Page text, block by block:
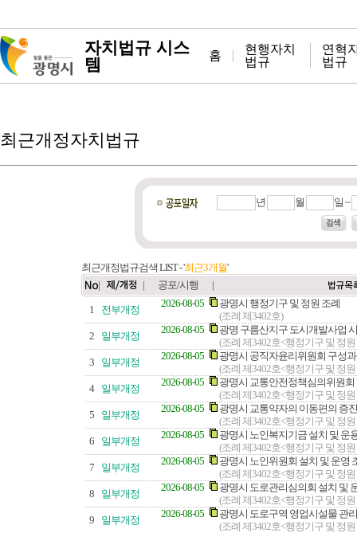
자치법규 시스
템
홈
현행자치
법규
연혁
법규
최근개정자치법규
년 월 일 ~
최근개정법규검색 LIST - '최근3개월'
|
| 공포/시행 |
1 전부개정
2026-08-05
광명시 행정기구 및 정원 조례
(조례 제3402호)
2
일부개정
2026-08-05
광명 구름산지구 도시개발사업
(조례 제3402호<행정기구 및 정원
3
일부개정
2026-08-05
광명시 공직자윤리위원회 구성
(조례 제3402호<행정기구 및 정원
4
일부개정
2026-08-05
광명시 교통안전정책심의위원회
(조례 제3402호<행정기구 및 정원
5
일부개정
2026-08-05
광명시 교통약자의 이동편의 증
(조례 제3402호<행정기구 및 정원
6
일부개정
2026-08-05
광명시 노인복지기금 설치 및 운
(조례 제3402호<행정기구 및 정원
7
일부개정
2026-08-05
광명시 노인위원회 설치 및 운영
(조례 제3402호<행정기구 및 정원
8
일부개정
2026-08-05
광명시 도로관리심의회 설치 및
(조례 제3402호<행정기구 및 정원
9
일부개정
2026-08-05
광명시 도로구역 영업시설물 관
(조례 제3402호<행정기구 및 정원